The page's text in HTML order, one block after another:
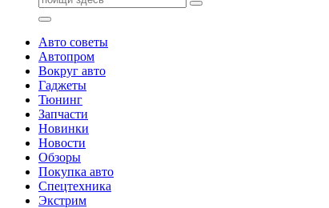
Авто советы
Автопром
Вокруг авто
Гаджеты
Тюнинг
Запчасти
Новинки
Новости
Обзоры
Покупка авто
Спецтехника
Экстрим